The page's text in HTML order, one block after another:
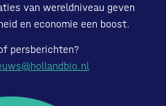
van wereldniveau geven
en economie een boost.
persberichten?